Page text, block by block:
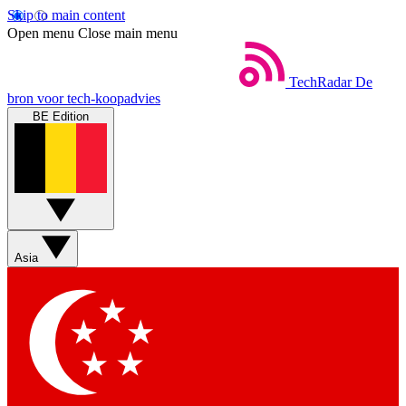
Skip to main content
Open menu Close main menu
TechRadar De
bron voor tech-koopadvies
BE Edition
Asia